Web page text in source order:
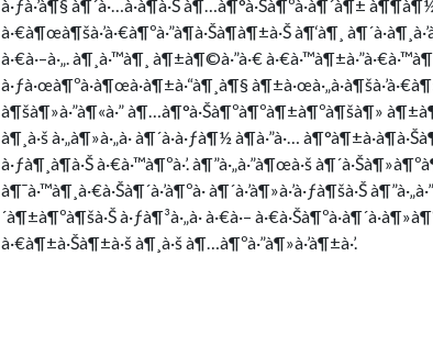
à·ƒà·’à¶§ à¶´à·…à·à¶­à·Š à¶…à¶°à·Šà¶ºà·à¶´à¶±
à·€à¶œà¶šà·’à·€à¶ºà·”à¶­à·Šà¶­à¶±à·Š à¶‘à¶¸
à·€à·–à·„. à¶¸à·™à¶¸ à¶±à¶©à·”à·€
à·ƒà·œà¶ºà·à¶œà·à¶±à·“à¶¸à¶§
à¶šà¶»à·”à¶«à·” à¶…à¶°à·Šà¶ºà¶ºà¶±à¶ºà¶šà¶»
à¶¸à·š à·„à¶»à·„à· à¶´à·à·ƒà¶½ à¶­à·”à·…
à·ƒà¶¸à¶­à·Š à·€à·™à¶ºà·’. à¶”à·„à·”à¶œà·š
à¶¯à·™à¶¸à·€à·Šà¶´à·’à¶ºà· à¶´à·’à¶»à·’à·ƒà¶šà·Š
´à¶±à¶ºà¶šà·Š à·ƒà¶³à·„à· à·€à·–
à·€à¶±à·Šà¶±à·š à¶¸à·š à¶…à¶ºà·”à¶»à·’à¶±à·’.